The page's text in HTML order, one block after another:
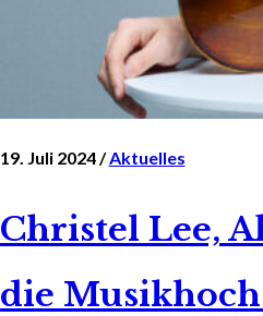
19. Juli 2024 /Aktuelles
Christel Lee,
die